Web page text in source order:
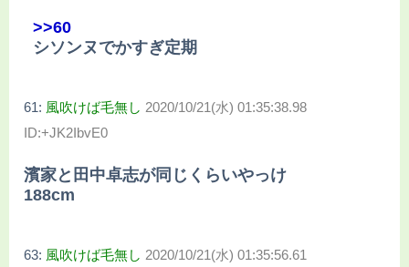
>>60
シソンヌでかすぎ定期
61: 風吹けば毛無し 2020/10/21(水) 01:35:38.98
ID:+JK2IbvE0
濱家と田中卓志が同じくらいやっけ
188cm
63: 風吹けば毛無し 2020/10/21(水) 01:35:56.61